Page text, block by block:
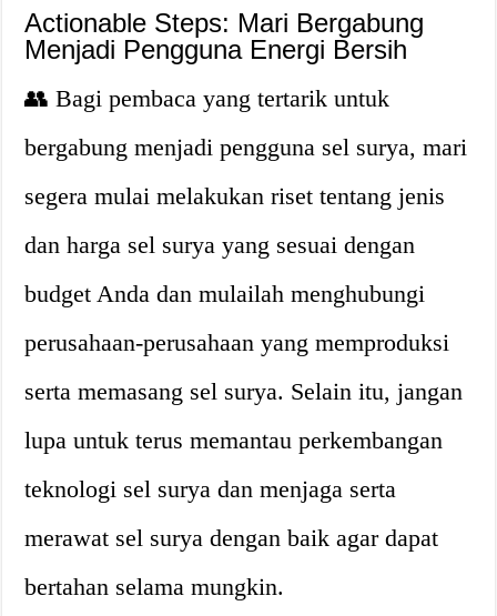
Actionable Steps: Mari Bergabung
Menjadi Pengguna Energi Bersih
👥 Bagi pembaca yang tertarik untuk
bergabung menjadi pengguna sel surya, mari
segera mulai melakukan riset tentang jenis
dan harga sel surya yang sesuai dengan
budget Anda dan mulailah menghubungi
perusahaan-perusahaan yang memproduksi
serta memasang sel surya. Selain itu, jangan
lupa untuk terus memantau perkembangan
teknologi sel surya dan menjaga serta
merawat sel surya dengan baik agar dapat
bertahan selama mungkin.